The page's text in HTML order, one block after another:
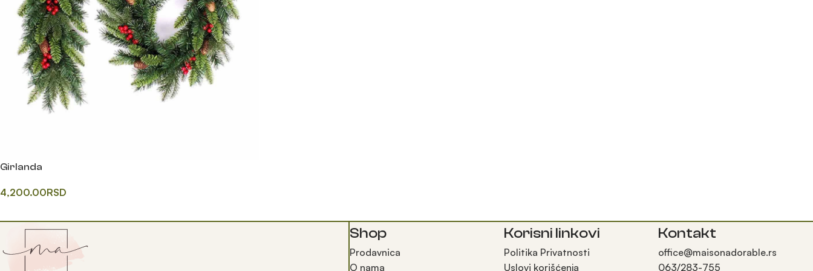
Girlanda
4,200.00RSD
Shop
Prodavnica
O nama
Korisni linkovi
Politika Privatnosti
Uslovi korišćenja
Kontakt
office@maisonadorable.rs
063/283-755